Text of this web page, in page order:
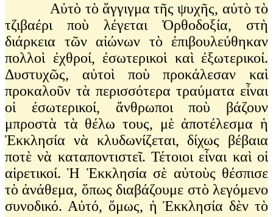
Αὐτὸ τὸ ἄγγιγμα τῆς ψυχῆς, αὐτὸ τὸ
τζιβαέρι ποὺ λέγεται Ὀρθοδοξία, στὴ
διάρκεια τῶν αἰώνων τὸ ἐπιβουλεύθηκαν
πολλοὶ ἐχθροί, ἐσωτερικοὶ καὶ ἐξωτερικοί.
Δυστυχῶς, αὐτοὶ ποὺ προκάλεσαν καὶ
προκαλοῦν τὰ περισσότερα τραύματα εἶναι
οἱ ἐσωτερικοί, ἄνθρωποι ποὺ βάζουν
μπροστὰ τὰ θέλω τους, μὲ ἀποτέλεσμα ἡ
Ἐκκλησία νὰ κλυδωνίζεται, δίχως βέβαια
ποτὲ νὰ καταποντιστεῖ. Τέτοιοι εἶναι καὶ οἱ
αἱρετικοί. Ἡ Ἐκκλησία σὲ αὐτοὺς θέσπισε
τὸ ἀνάθεμα, ὅπως διαβάζουμε στὸ λεγόμενο
συνοδικό. Αὐτό, ὅμως, ἡ Ἐκκλησία δὲν τὸ